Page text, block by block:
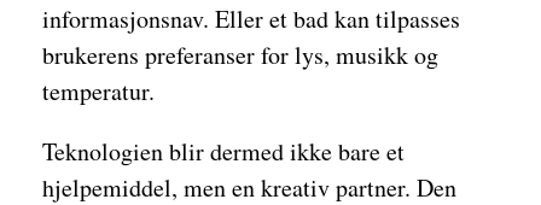
informasjonsnav. Eller et bad kan tilpasses
brukerens preferanser for lys, musikk og
temperatur.
Teknologien blir dermed ikke bare et
hjelpemiddel, men en kreativ partner. Den